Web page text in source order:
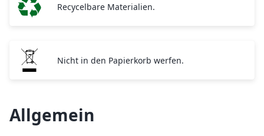
Recycelbare Materialien.
Nicht in den Papierkorb werfen.
Allgemein